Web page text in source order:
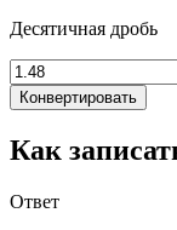
Десятичная дробь
Конвертировать
Как
Ответ